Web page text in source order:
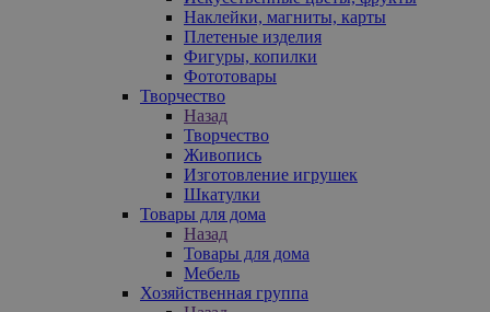
Наклейки, магниты, карты
Плетеные изделия
Фигуры, копилки
Фототовары
Творчество
Назад
Творчество
Живопись
Изготовление игрушек
Шкатулки
Товары для дома
Назад
Товары для дома
Мебель
Хозяйственная группа